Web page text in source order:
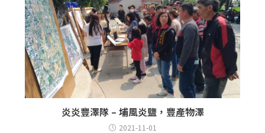
炎炎豐澤隊 – 埔風炎鹽，豐產物澤
2021-11-01